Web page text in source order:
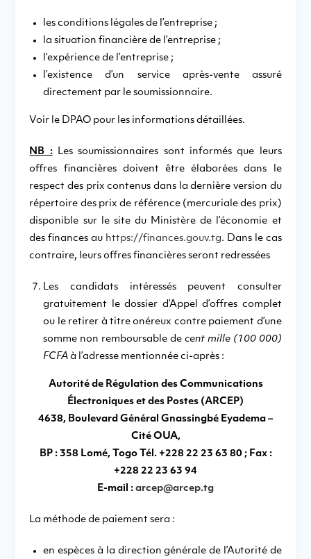
les conditions légales de l’entreprise ;
la situation financière de l’entreprise ;
l’expérience de l’entreprise ;
l’existence d’un service après-vente assuré
directement par le soumissionnaire.
Voir le DPAO pour les informations détaillées.
NB :Les soumissionnaires sont informés que leurs
offres financières doivent être élaborées dans le
respect des prix contenus dans la dernière version du
répertoire des prix de référence (mercuriale des prix)
disponible sur le site du Ministère de l’économie et
des finances au https://finances.gouv.tg. Dans le cas
contraire, leurs offres financières seront redressées
Les candidats intéressés peuvent consulter
gratuitement le dossier d’Appel d’offres complet
ou le retirer à titre onéreux contre paiement d’une
somme non remboursable de cent mille (100 000)
FCFA à l’adresse mentionnée ci-après :
Autorité de Régulation des Communications
Électroniques et des Postes (ARCEP)
4638, Boulevard Général Gnassingbé Eyadema –
Cité OUA,
BP : 358 Lomé, Togo Tél. +228 22 23 63 80 ; Fax :
+228 22 23 63 94
E-mail : arcep@arcep.tg
La méthode de paiement sera :
en espèces à la direction générale de l’Autorité de